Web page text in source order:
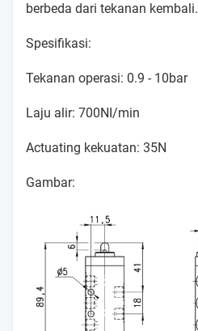
berbeda dari tekanan kembali.
Spesifikasi:
Tekanan operasi: 0.9 - 10bar
Laju alir: 700NI/min
Actuating kekuatan: 35N
Gambar: